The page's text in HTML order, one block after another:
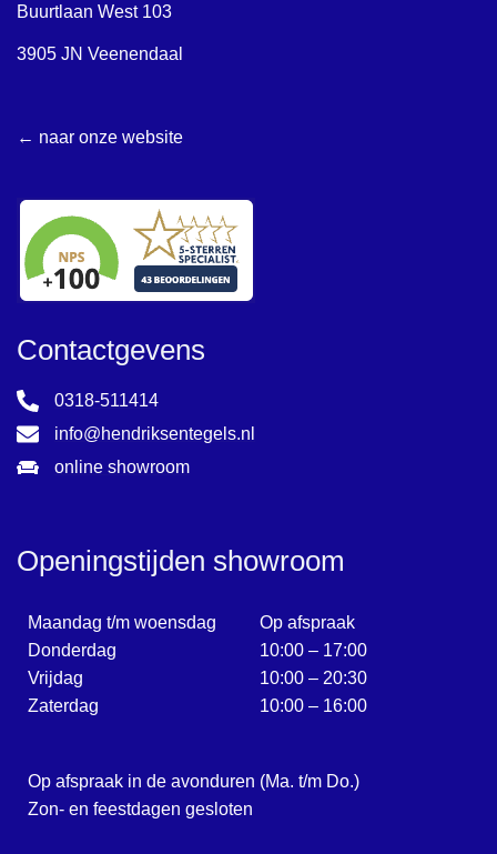
Buurtlaan West 103
3905 JN Veenendaal
← naar onze website
Contactgevens
0318-511414
info@hendriksentegels.nl
online showroom
Openingstijden showroom
Maandag t/m woensdag
Donderdag
Vrijdag
Zaterdag
Op afspraak
10:00 – 17:00
10:00 – 20:30
10:00 – 16:00
Op afspraak in de avonduren (Ma. t/m Do.)
Zon- en feestdagen gesloten